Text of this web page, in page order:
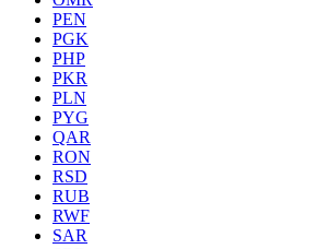
PEN
PGK
PHP
PKR
PLN
PYG
QAR
RON
RSD
RUB
RWF
SAR